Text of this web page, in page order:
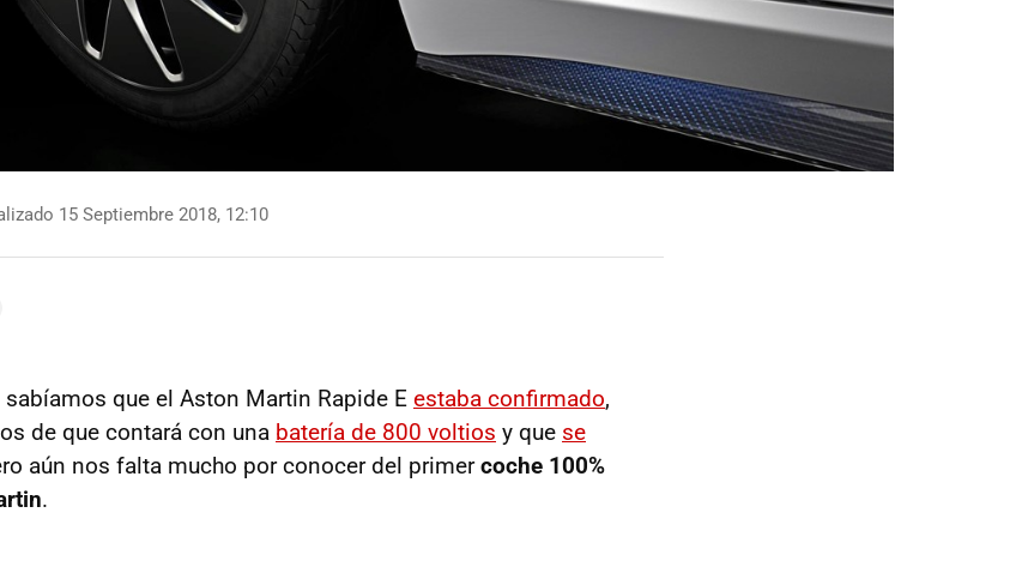
15 Septiembre 2018, 12:10
que el Aston Martin Rapide E estaba confirmado,
de que contará con una batería de 800 voltios y que se
aún nos falta mucho por conocer del primercoche 100%
.